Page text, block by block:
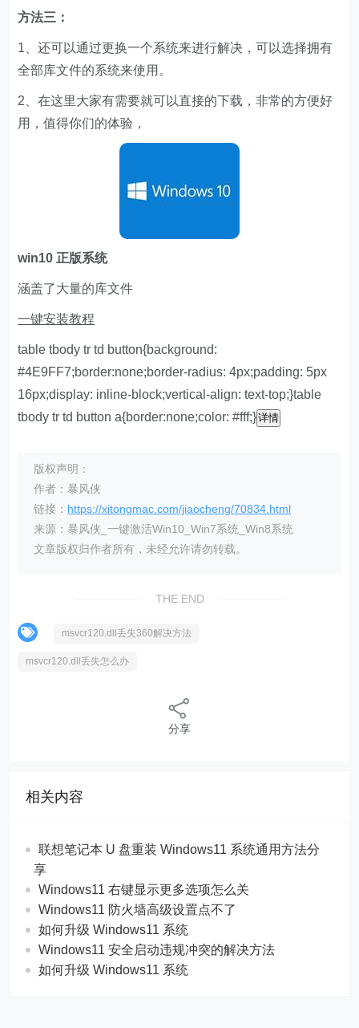
方法三：
1、还可以通过更换一个系统来进行解决，可以选择拥有
全部库文件的系统来使用。
2、在这里大家有需要就可以直接的下载，非常的方便好
用，值得你们的体验，
win10 正版系统
涵盖了大量的库文件
一键安装教程
table tbody tr td button{background:
#4E9FF7;border:none;border-radius: 4px;padding: 5px
16px;display: inline-block;vertical-align: text-top;}table
tbody tr td button a{border:none;color: #fff;}详情
版权声明：
作者：暴风侠
链接： https://xitongmac.com/jiaocheng/70834.html
来源：暴风侠_一键激活Win10_Win7系统_Win8系统
文章版权归作者所有，未经允许请勿转载。
THE END
msvcr120.dll丢失360解决方法
msvcr120.dll丢失怎么办
分享
相关内容
联想笔记本 U 盘重装 Windows11 系统通用方法分
享
Windows11 右键显示更多选项怎么关
Windows11 防火墙高级设置点不了
如何升级 Windows11 系统
Windows11 安全启动违规冲突的解决方法
如何升级 Windows11 系统